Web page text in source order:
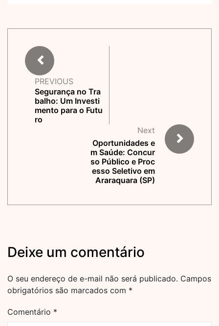
PREVIOUS
Segurança no Tra
balho: Um Investi
mento para o Futu
ro
Next
Oportunidades e
m Saúde: Concur
so Público e Proc
esso Seletivo em
Araraquara (SP)
Deixe um comentário
O seu endereço de e-mail não será publicado. Campos
obrigatórios são marcados com *
Comentário *